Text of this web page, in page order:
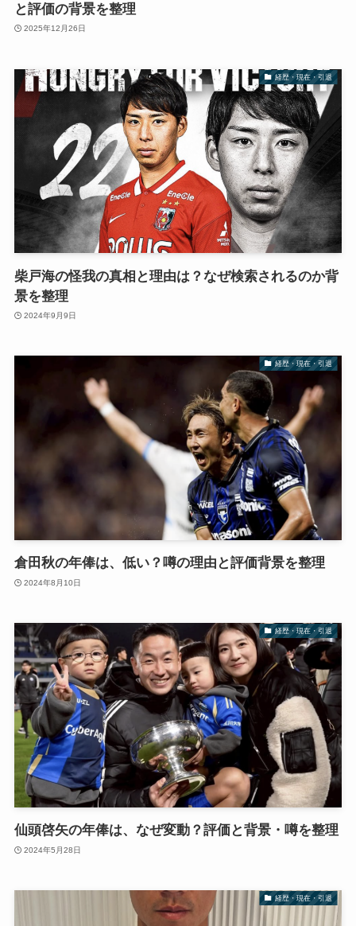
と評価の背景を整理
2025年12月26日
経歴・現在・引退
柴戸海の怪我の真相と理由は？なぜ検索されるのか背
景を整理
2024年9月9日
経歴・現在・引退
倉田秋の年俸は、低い？噂の理由と評価背景を整理
2024年8月10日
経歴・現在・引退
仙頭啓矢の年俸は、なぜ変動？評価と背景・噂を整理
2024年5月28日
経歴・現在・引退